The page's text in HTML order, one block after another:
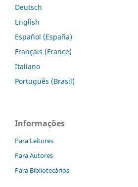
Deutsch
English
Español (España)
Français (France)
Italiano
Português (Brasil)
Informações
Para Leitores
Para Autores
Para Bibliotecários